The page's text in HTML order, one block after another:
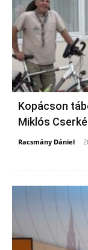
Kopácson
Miklós
Racsmány Dániel -